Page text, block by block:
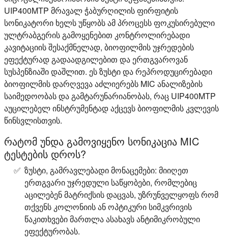
UIP400MTP მრავალ ჭაბურღილის ფირფიტის
სონიკატორი ხელს უწყობს ამ პროცესს ფოკუსირებული
ულტრაბგერის გამოყენებით კონტროლირებადი
კავიტაციის შესაქმნელად, ბიოფილმის უჯრედების
ეფექტურად გადაადგილებით და ერთგვაროვან
სუსპენზიაში დაშლით. ეს ზუსტი და რეპროდუცირებადი
ბიოფილმის დარღვევა აძლიერებს MIC ანალიზების
საიმედოობას და გამტარუნარიანობას, რაც UIP400MTP
აუცილებელ ინსტრუმენტად აქცევს ბიოფილმის კვლევის
წინსვლისთვის.
რატომ უნდა გამოვიყენო სონიკაცია MIC
ტესტების დროს?
ზუსტი, გამრავლებადი მონაცემები: მიიღეთ
ერთგვარი უჯრედული საწყობები, რომლებიც
აცილებენ მატრიქსის დაცვას, უზრუნველყოფს რომ
თქვენს კოლონიის ან ოპტიკური სიმკვრივის
წაკითხვები მართლა ასახავს ანტიმიკრობული
ეფექტურობას.